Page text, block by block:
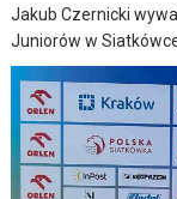
Jakub Czernicki
Juniorów w